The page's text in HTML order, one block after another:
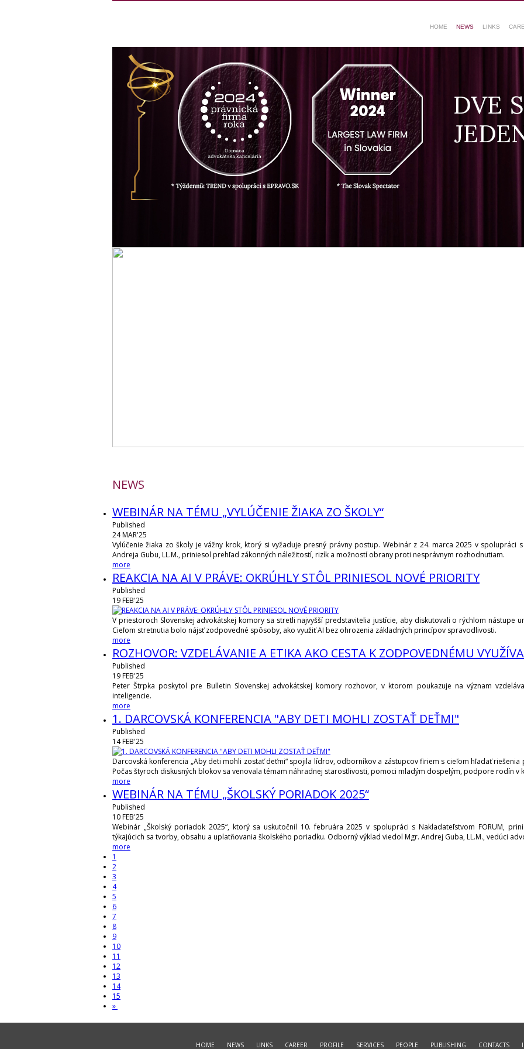
NEWS
WEBINÁR NA TÉMU „VYLÚČENIE ŽIAKA ZO ŠKOLY“
Published
24MAR'25
Vylúčenie žiaka zo školy je vážny krok, ktorý si vyžaduje presný právny postup. Webinár z 24. marca 2025 v spolupráci
Andreja Gubu, LL.M., priniesol prehľad zákonných náležitostí, rizík a možností obrany proti nesprávnym rozhodnutiam.
more
REAKCIA NA AI V PRÁVE: OKRÚHLY STÔL PRINIESOL NOVÉ PRIORITY
Published
19FEB'25
V priestoroch Slovenskej advokátskej komory sa stretli najvyšší predstavitelia justície, aby diskutovali o rýchlom nástupe
Cieľom stretnutia bolo nájsť zodpovedné spôsoby, ako využiť AI bez ohrozenia základných princípov spravodlivosti.
more
ROZHOVOR: VZDELÁVANIE A ETIKA AKO CESTA K ZODPOVEDNÉMU
Published
19FEB'25
Peter Štrpka poskytol pre Bulletin Slovenskej advokátskej komory rozhovor, v ktorom poukazuje na význam
inteligencie.
more
1. DARCOVSKÁ KONFERENCIA "ABY DETI MOHLI ZOSTAŤ DEŤMI"
Published
14FEB'25
Darcovská konferencia „Aby deti mohli zostať deťmi“ spojila lídrov, odborníkov a zástupcov firiem s cieľom hľadať
Počas štyroch diskusných blokov sa venovala témam náhradnej starostlivosti, pomoci mladým dospelým, podpore rodín v
more
WEBINÁR NA TÉMU „ŠKOLSKÝ PORIADOK 2025“
Published
10FEB'25
Webinár „Školský poriadok 2025“, ktorý sa uskutočnil 10. februára 2025 v spolupráci s Nakladateľstvom FORUM,
týkajúcich sa tvorby, obsahu a uplatňovania školského poriadku. Odborný výklad viedol Mgr. Andrej Guba, LL.M., vedúci
more
1
2
3
4
5
6
7
8
9
10
11
12
13
14
15
»
HOME NEWS LINKS
HOME NEWS LINKS CAREER PROFILE SERVICES PEOPLE PUBLISHING CONTACTS